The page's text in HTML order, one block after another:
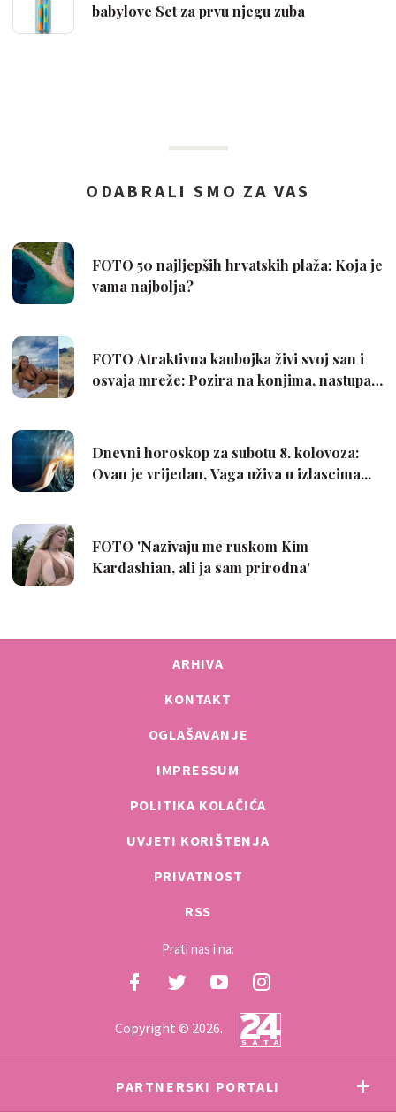
babylove Set za prvu njegu zuba
ARHIVA
KONTAKT
OGLAŠAVANJE
IMPRESSUM
POLITIKA KOLAČIĆA
UVJETI KORIŠTENJA
PRIVATNOST
RSS
Prati nas i na:
Copyright © 2026.
PARTNERSKI PORTALI